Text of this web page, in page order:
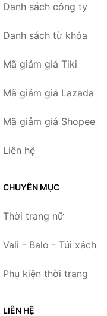
Danh sách công ty
Danh sách từ khóa
Mã giảm giá Tiki
Mã giảm giá Lazada
Mã giảm giá Shopee
Liên hệ
CHUYÊN MỤC
Thời trang nữ
Vali - Balo - Túi xách
Phụ kiện thời trang
LIÊN HỆ